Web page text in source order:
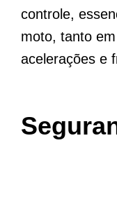
controle,
moto, tanto
acelerações e